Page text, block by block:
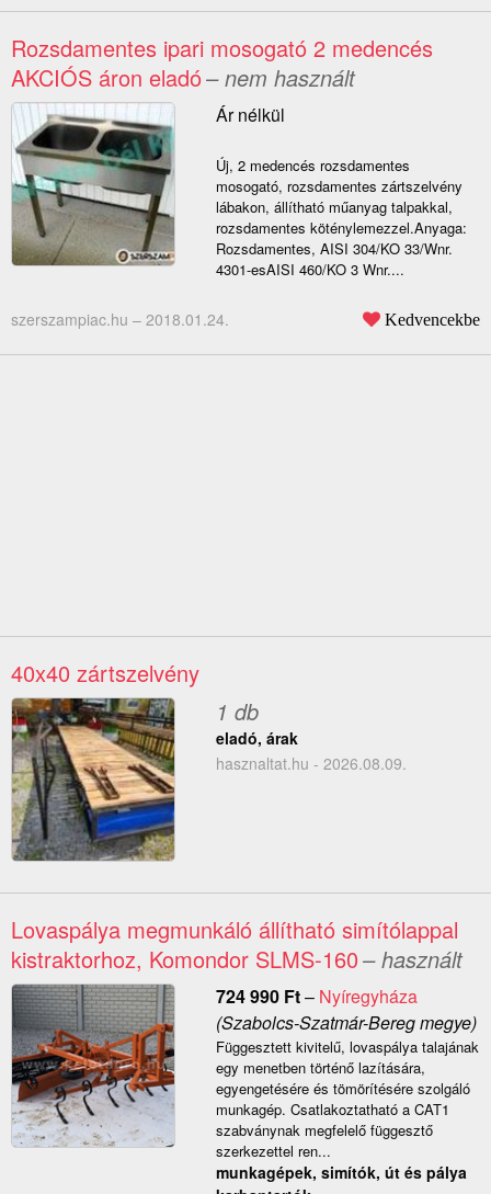
Rozsdamentes ipari mosogató 2 medencés
AKCIÓS áron eladó– nem használt
Ár nélkül
Új, 2 medencés rozsdamentes
mosogató, rozsdamentes zártszelvény
lábakon, állítható műanyag talpakkal,
rozsdamentes köténylemezzel.Anyaga:
Rozsdamentes, AISI 304/KO 33/Wnr.
4301-esAISI 460/KO 3 Wnr....
szerszampiac.hu – 2018.01.24. Kedvencekbe
40x40 zártszelvény
1 db
eladó, árak
hasznaltat.hu - 2026.08.09.
Lovaspálya megmunkáló állítható simítólappal
kistraktorhoz, Komondor SLMS-160– használt
724 990 Ft– Nyíregyháza
(Szabolcs-Szatmár-Bereg megye)
Függesztett kivitelű, lovaspálya talajának
egy menetben történő lazítására,
egyengetésére és tömörítésére szolgáló
munkagép. Csatlakoztatható a CAT1
szabványnak megfelelő függesztő
szerkezettel ren...
munkagépek, simítók, út és pálya